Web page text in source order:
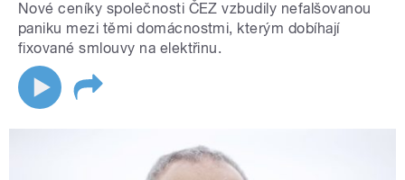
Nové ceníky společnosti ČEZ vzbudily nefalšovanou
paniku mezi těmi domácnostmi, kterým dobíhají
fixované smlouvy na elektřinu.